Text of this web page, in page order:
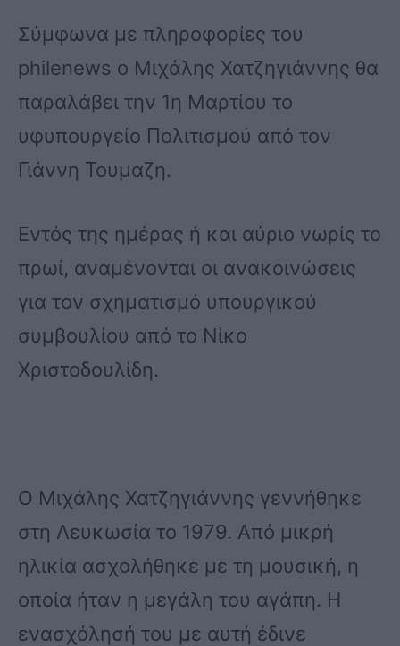
Σύμφωνα με πληροφορίες του
philenews o Μιχάλης Χατζηγιάννης θα
παραλάβει την 1η Μαρτίου το
υφυπουργείο Πολιτισμού από τον
Γιάννη Τουμαζη.
Εντός της ημέρας ή και αύριο νωρίς το
πρωί, αναμένονται οι ανακοινώσεις
για τον σχηματισμό υπουργικού
συμβουλίου από το Νίκο
Χριστοδουλίδη.
Ο Μιχάλης Χατζηγιάννης γεννήθηκε
στη Λευκωσία το 1979. Από μικρή
ηλικία ασχολήθηκε με τη μουσική, η
οποία ήταν η μεγάλη του αγάπη. Η
ενασχόλησή του με αυτή έδινε